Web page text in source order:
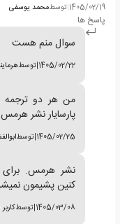
1405/02/19
|توسطمحمد یوسفی
پاسخ ها
سوال منم هست
1405/02/22
|توسط
من هر دو ترجمه
پارسایار نشر
1405/02/25
|توسط
نشر هرمس. برای
کنین پشیمون
1405/03/08
|توسط